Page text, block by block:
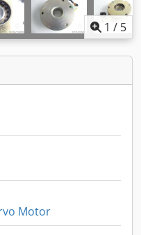
1 / 5
Motor